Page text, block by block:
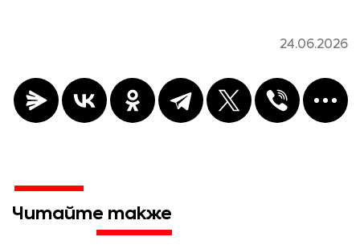
24.06.2026
Читайте также